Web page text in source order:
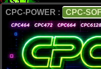
CPC-POWER : CPC-